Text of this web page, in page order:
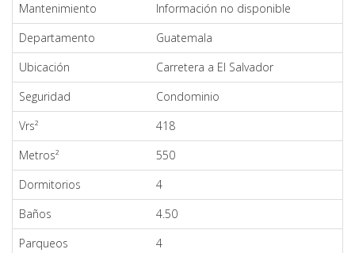
Mantenimiento
Información no disponible
Departamento
Guatemala
Ubicación
Carretera a El Salvador
Seguridad
Condominio
Vrs²
418
Metros²
550
Dormitorios
4
Baños
4.50
Parqueos
4